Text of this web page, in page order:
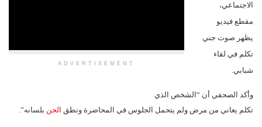
الذي
يتحمل الجلوس في المحاضرة ونطقالجنبلسانه”.